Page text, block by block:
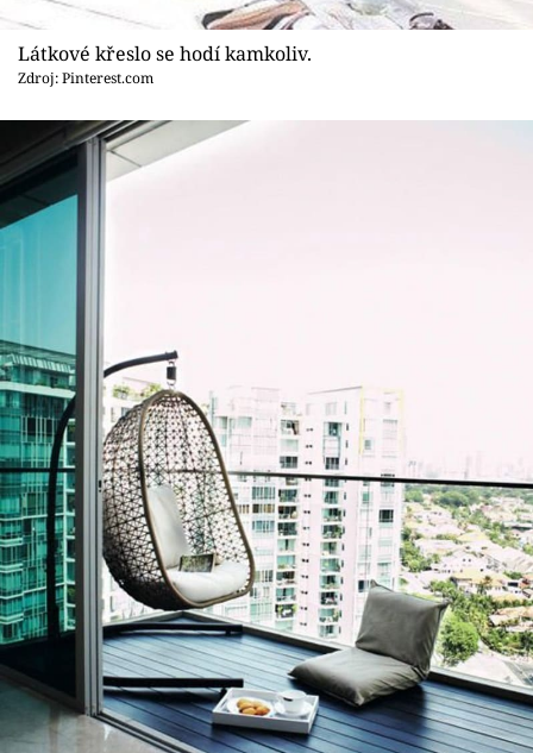
Látkové křeslo se hodí kamkoliv.
Zdroj: Pinterest.com